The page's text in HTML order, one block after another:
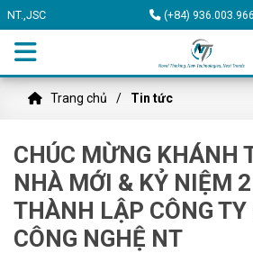
NT.,JSC (+84) 936.003.966
Trang chủ Tin tức
CHÚC MỪNG KHÁNH
NHÀ MỚI & KỶ NIỆM
THÀNH LẬP CÔNG TY
CÔNG NGHỆ NT